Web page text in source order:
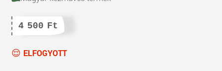
4 500 Ft
ELFOGYOTT